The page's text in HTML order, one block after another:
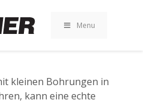
Menu
kleinen Bohrungen in
kann eine echte